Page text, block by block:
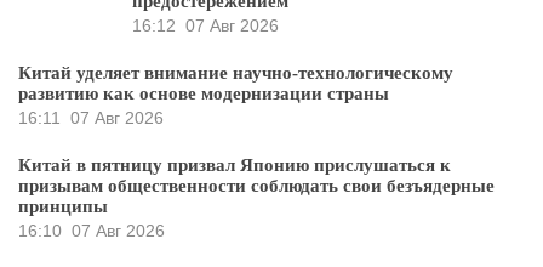
16:12 07 Авг 2026
Китай уделяет внимание научно-технологическому
развитию как основе модернизации страны
16:11 07 Авг 2026
Китай в пятницу призвал Японию прислушаться к
призывам общественности соблюдать свои безъядерные
принципы
16:10 07 Авг 2026